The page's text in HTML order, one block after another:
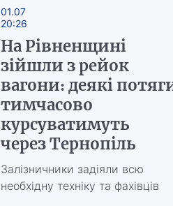
01.07
20:26
На Рівненщині
зійшли з рейок
вагони: деякі
тимчасово
курсуватимуть
через Тернопіль
Залізничники задіяли всю
необхідну техніку та фахівців